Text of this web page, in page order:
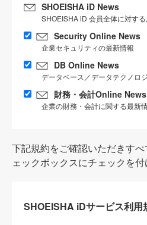
SHOEISHA iD News
SHOEISHA iD 会員全体に対す
Security Online News
企業セキュリティの最新情報
DB Online News
データベース／データテクノロ
財務・会計Online News
企業の財務・会計に関する最新
下記規約をご確認いただきす
ェックボックスにチェックを付
SHOEISHA iDサービス利用